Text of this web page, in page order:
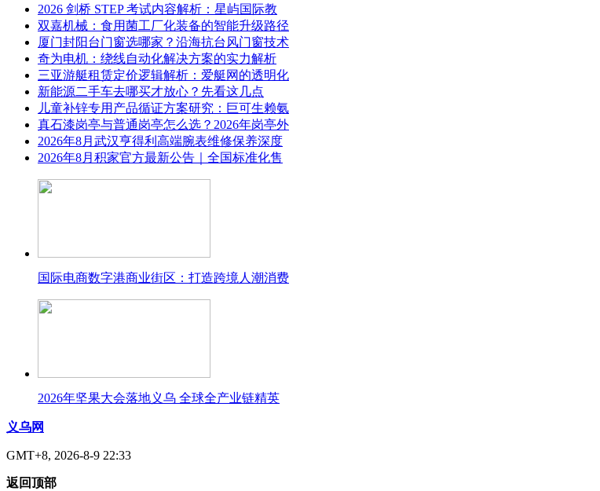
2026 剑桥 STEP 考试内容解析：星屿国际教
双嘉机械：食用菌工厂化装备的智能升级路径
厦门封阳台门窗选哪家？沿海抗台风门窗技术
奇为电机：绕线自动化解决方案的实力解析
三亚游艇租赁定价逻辑解析：爱艇网的透明化
新能源二手车去哪买才放心？先看这几点
儿童补锌专用产品循证方案研究：巨可生赖氨
真石漆岗亭与普通岗亭怎么选？2026年岗亭外
2026年8月武汉亨得利高端腕表维修保养深度
2026年8月积家官方最新公告｜全国标准化售
国际电商数字港商业街区：打造跨境人潮消费
2026年坚果大会落地义乌 全球全产业链精英
义乌网
GMT+8, 2026-8-9 22:33
返回顶部